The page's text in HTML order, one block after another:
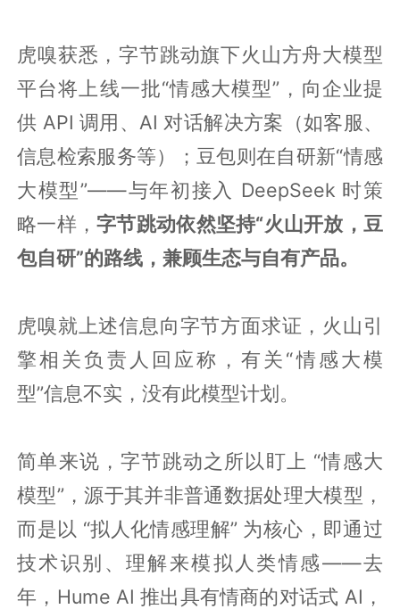
虎嗅获悉，字节跳动旗下火山方舟大模型
平台将上线一批“情感大模型”，向企业提
供 API 调用、AI 对话解决方案（如客服、
信息检索服务等）；豆包则在自研新“情感
大模型”——与年初接入 DeepSeek 时策
略一样，字节跳动依然坚持“火山开放，豆
包自研”的路线，兼顾生态与自有产品。
虎嗅就上述信息向字节方面求证，火山引
擎相关负责人回应称，有关“情感大模
型”信息不实，没有此模型计划。
简单来说，字节跳动之所以盯上 “情感大
模型”，源于其并非普通数据处理大模型，
而是以 “拟人化情感理解” 为核心，即通过
技术识别、理解来模拟人类情感——去
年，Hume AI 推出具有情商的对话式 AI，